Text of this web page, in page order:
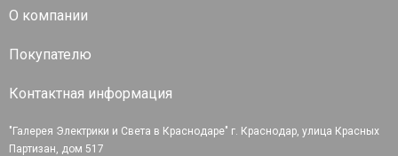
О компании
Покупателю
Контактная информация
"Галерея Электрики и Света в Краснодаре" г. Краснодар, улица Красных
Партизан, дом 517